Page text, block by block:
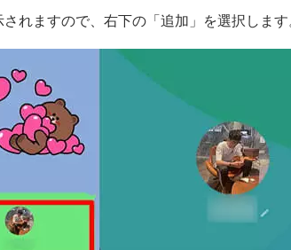
れますので、右下の「追加」を選択します